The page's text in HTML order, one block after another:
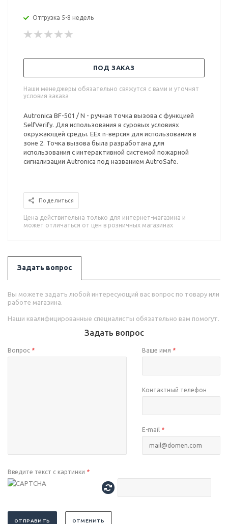
Отгрузка 5-8 недель
ПОД ЗАКАЗ
Наши менеджеры обязательно свяжутся с вами и уточнят
условия заказа
Autronica BF-501 / N - ручная точка вызова с функцией
SelfVerify. Для использования в суровых условиях
окружающей среды. EEx n-версия для использования в
зоне 2. Точка вызова была разработана для
использования с интерактивной системой пожарной
сигнализации Autronica под названием AutroSafe.
Поделиться
Цена действительна только для интернет-магазина и
может отличаться от цен в розничных магазинах
Задать вопрос
Вы можете задать любой интересующий вас вопрос по товару или
работе магазина.
Наши квалифицированные специалисты обязательно вам помогут.
Задать вопрос
Вопрос * Ваше имя *
Контактный телефон
E-mail *
Введите текст с картинки *
ОТПРАВИТЬ ОТМЕНИТЬ